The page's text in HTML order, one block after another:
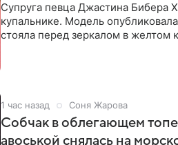
Супруга певца Джастина Бибера
купальнике. Модель
стояла перед зеркалом в желтом
1 час назад Соня Жарова
Собчак в облегающем топе
авоськой снялась на